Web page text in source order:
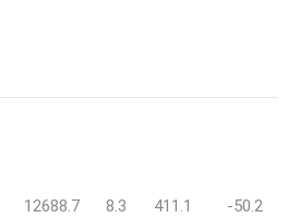
12688.7 8.3 411.1 -50.2